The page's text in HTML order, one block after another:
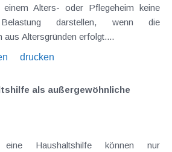
Alters- oder Pflegeheim keine
wenn die
Unterbringung lediglich aus Altersgründen erfolgt....
drucken
als außergewöhnliche